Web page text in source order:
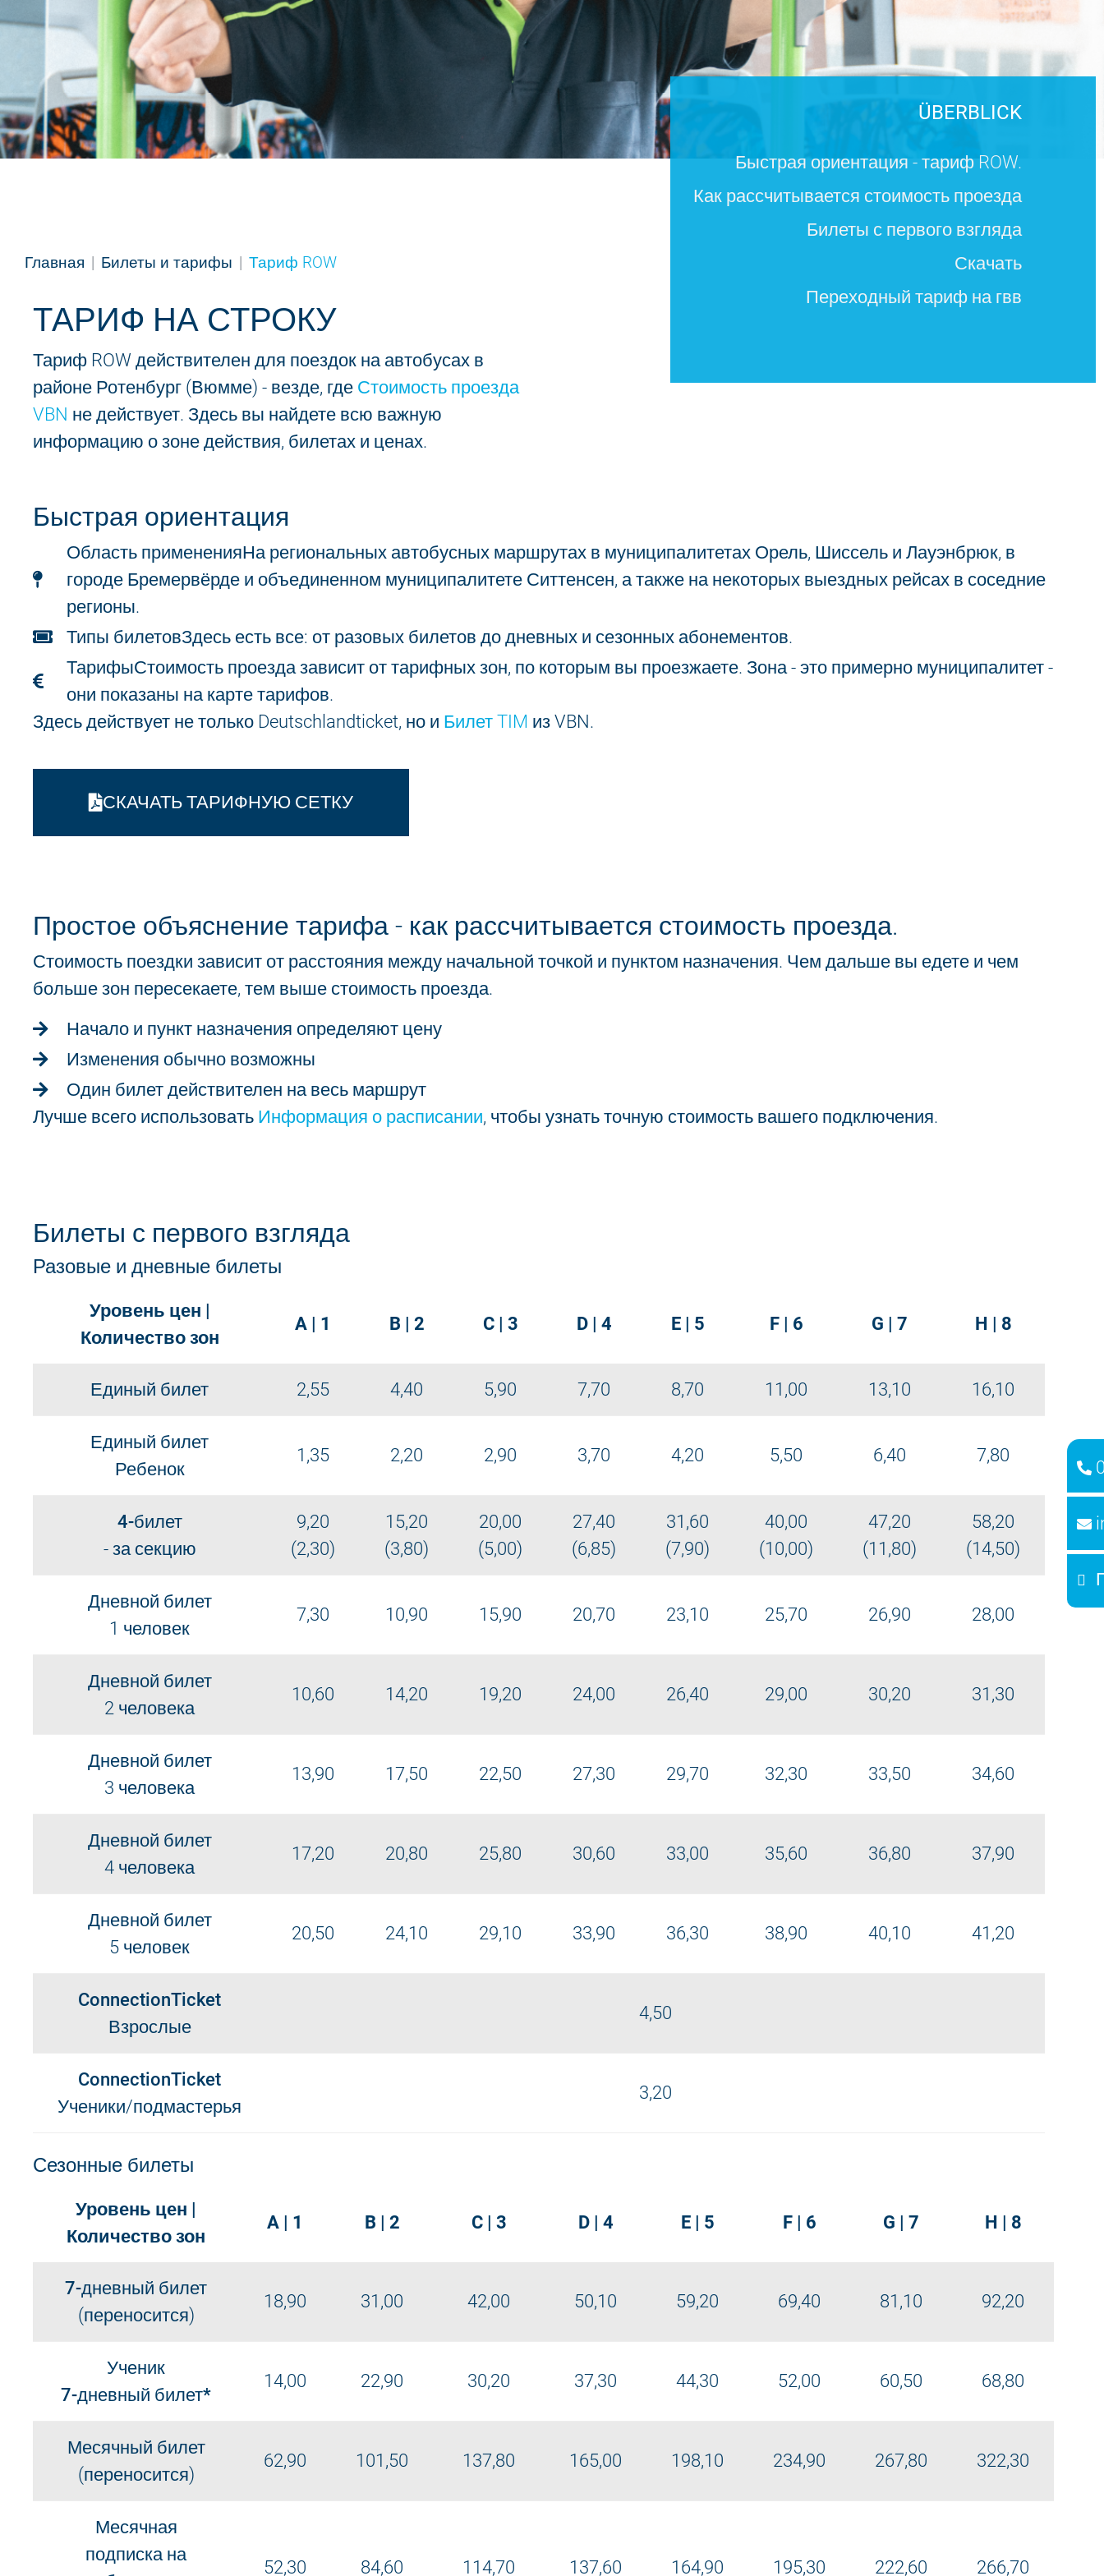
ÜBERBLICK
Быстрая ориентация - тариф ROW.
Как рассчитывается стоимость проезда
Билеты с первого взгляда
Скачать
Переходный тариф на гвв
Главная Билеты и тарифы Тариф ROW
ТАРИФ НА СТРОКУ
Тариф ROW действителен для поездок на автобусах в
районе Ротенбург (Вюмме) - везде, где Стоимость проезда
VBN не действует. Здесь вы найдете всю важную
информацию о зоне действия, билетах и ценах.
Быстрая ориентация
Область примененияНа региональных автобусных маршрутах в муниципалитетах Орель, Шиссель и Лауэнбрюк, в
городе Бремервёрде и объединенном муниципалитете Ситтенсен, а также на некоторых выездных рейсах в соседние
регионы.
Типы билетовЗдесь есть все: от разовых билетов до дневных и сезонных абонементов.
ТарифыСтоимость проезда зависит от тарифных зон, по которым вы проезжаете. Зона - это примерно муниципалитет -
они показаны на карте тарифов.
Здесь действует не только Deutschlandticket, но и Билет TIM из VBN.
СКАЧАТЬ ТАРИФНУЮ СЕТКУ
Простое объяснение тарифа - как рассчитывается стоимость проезда.
Стоимость поездки зависит от расстояния между начальной точкой и пунктом назначения. Чем дальше вы едете и чем
больше зон пересекаете, тем выше стоимость проезда.
Начало и пункт назначения определяют цену
Изменения обычно возможны
Один билет действителен на весь маршрут
Лучше всего использовать Информация о расписании, чтобы узнать точную стоимость вашего подключения.
Билеты с первого взгляда
Разовые и дневные билеты
Уровень цен |
Количество зон
A | 1 B | 2 C | 3 D | 4 E | 5 F | 6 G | 7 H | 8
Единый билет 2,55 4,40 5,90 7,70 8,70 11,00 13,10 16,10
Единый билет
Ребенок
1,35 2,20 2,90 3,70 4,20 5,50 6,40 7,80
4-билет
- за секцию
9,20
(2,30)
15,20
(3,80)
20,00
(5,00)
27,40
(6,85)
31,60
(7,90)
40,00
(10,00)
47,20
(11,80)
58,20
(14,50)
Дневной билет
1 человек
7,30 10,90 15,90 20,70 23,10 25,70 26,90 28,00
Дневной билет
2 человека
10,60 14,20 19,20 24,00 26,40 29,00 30,20 31,30
Дневной билет
3 человека
13,90 17,50 22,50 27,30 29,70 32,30 33,50 34,60
Дневной билет
4 человека
17,20 20,80 25,80 30,60 33,00 35,60 36,80 37,90
Дневной билет
5 человек
20,50 24,10 29,10 33,90 36,30 38,90 40,10 41,20
ConnectionTicket
Взрослые
4,50
ConnectionTicket
Ученики/подмастерья
3,20
Сезонные билеты
Уровень цен |
Количество зон
A | 1 B | 2 C | 3 D | 4 E | 5 F | 6 G | 7 H | 8
7-дневный билет
(переносится)
18,90 31,00 42,00 50,10 59,20 69,40 81,10 92,20
Ученик
7-дневный билет*
14,00 22,90 30,20 37,30 44,30 52,00 60,50 68,80
Месячный билет
(переносится)
62,90 101,50 137,80 165,00 198,10 234,90 267,80 322,30
Месячная
подписка на
52,30 84,60 114,70 137,60 164,90 195,30 222,60 266,70